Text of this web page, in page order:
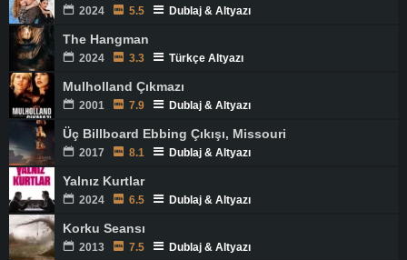
2024 5.5 Dublaj & Altyazı
The Hangman
2024 3.3 Türkçe Altyazı
Mulholland Çıkmazı
2001 7.9 Dublaj & Altyazı
Üç Billboard Ebbing Çıkışı, Missouri
2017 8.1 Dublaj & Altyazı
Yalnız Kurtlar
2024 6.5 Dublaj & Altyazı
Korku Seansı
2013 7.5 Dublaj & Altyazı